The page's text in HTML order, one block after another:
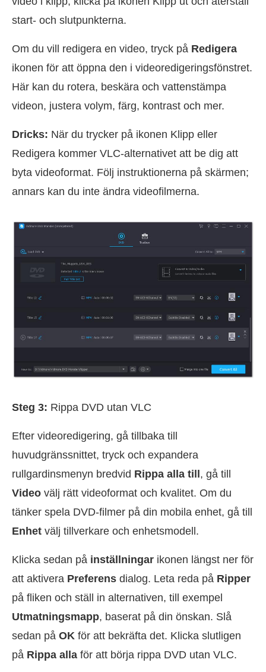
start- och slutpunkterna.
Om du vill redigera en video, tryck på Redigera
ikonen för att öppna den i videoredigeringsfönstret.
Här kan du rotera, beskära och vattenstämpa
videon, justera volym, färg, kontrast och mer.
Dricks: När du trycker på ikonen Klipp eller
Redigera kommer VLC-alternativet att be dig att
byta videoformat. Följ instruktionerna på skärmen;
annars kan du inte ändra videofilmerna.
Steg 3: Rippa DVD utan VLC
Efter videoredigering, gå tillbaka till
huvudgränssnittet, tryck och expandera
rullgardinsmenyn bredvid Rippa alla till , gå till
Video välj rätt videoformat och kvalitet. Om du
tänker spela DVD-filmer på din mobila enhet, gå till
Enhet välj tillverkare och enhetsmodell.
Klicka sedan på inställningar ikonen längst ner för
att aktivera Preferens dialog. Leta reda på Ripper
på fliken och ställ in alternativen, till exempel
Utmatningsmapp, baserat på din önskan. Slå
sedan på OK för att bekräfta det. Klicka slutligen
på Rippa alla för att börja rippa DVD utan VLC.